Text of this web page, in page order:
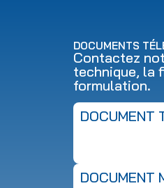
DOCUMENTS
Contactez
technique, la
formulation.
DOCUMENT
DOCUMENT